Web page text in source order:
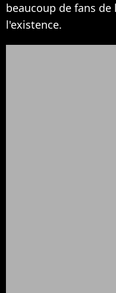
beaucoup de fans
l'existence.